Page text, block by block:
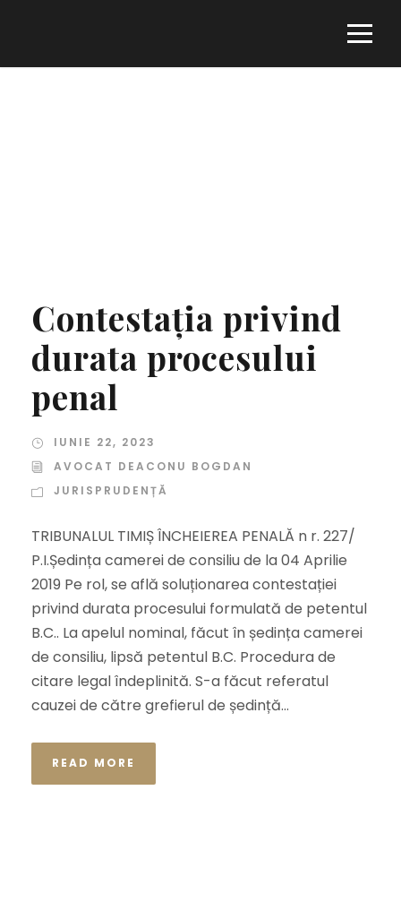
­Contestația privind
durata procesului
penal
IUNIE 22, 2023
AVOCAT DEACONU BOGDAN
JURISPRUDENȚĂ
TRIBUNALUL TIMIȘ ÎNCHEIEREA PENALĂ n r. 227/
P.I.Ședința camerei de consiliu de la 04 Aprilie
2019 Pe rol, se află soluționarea contestației
privind durata procesului formulată de petentul
B.C.. La apelul nominal, făcut în ședința camerei
de consiliu, lipsă petentul B.C. Procedura de
citare legal îndeplinită. S-a făcut referatul
cauzei de către grefierul de ședință...
READ MORE